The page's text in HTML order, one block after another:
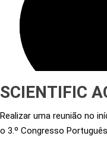
SCIENTIFIC
Realizar uma reunião no
o 3.º Congresso